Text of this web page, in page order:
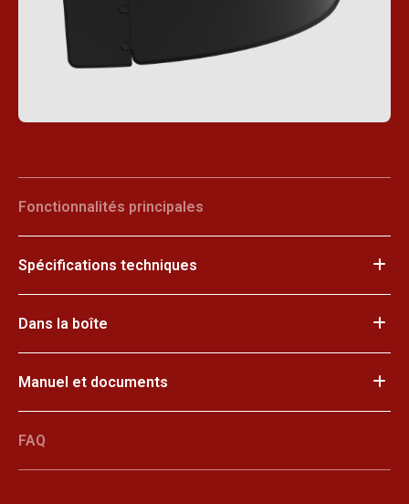
Fonctionnalités principales
Spécifications techniques
Dans la boîte
Manuel et documents
FAQ